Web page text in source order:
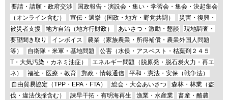
要請・請願・政府交渉
国政報告・演説会・集い・学習会・集会・決起集会
（オンライン含む）
宣伝・選挙（国政・地方・野党共闘）
災害・復興・
被災者支援
地方自治（地方行財政） あいさつ・激励・懇談
現地調査・
要望聞き取り
インボイス
農業（家族農業・所得補償・農業外国人問題
等）
自衛隊・米軍・基地問題
公害（水俣・アスベスト・枯葉剤２４５
T・大気汚染・カネミ油症）
エネルギー問題（脱原発・脱石炭火力・再エ
ネ）
福祉・医療・教育 郵政・情報通信
平和・憲法・安保（戦争法）
自由貿易協定（TPP・EPA・FTA）
総会・大会あいさつ
森林・林業（盗
伐・違法伐採含む）
諫早干拓・有明海再生 漁業・水産業
畜産・酪農